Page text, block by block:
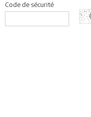
Code de sécurité